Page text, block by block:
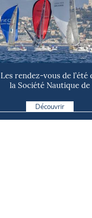
Les rendez-vous de l’été
la Société Nautique de
Découvrir